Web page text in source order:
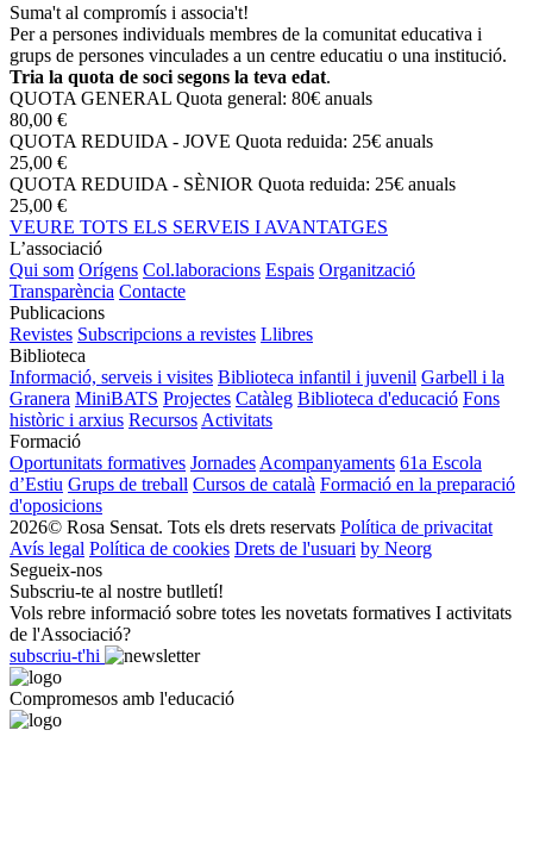
Suma't al compromís i associa't!
Per a persones individuals membres de la comunitat educativa i
grups de persones vinculades a un centre educatiu o una institució.
Tria la quota de soci segons la teva edat.
QUOTA GENERAL Quota general: 80€ anuals
80,00 €
QUOTA REDUIDA - JOVE Quota reduida: 25€ anuals
25,00 €
QUOTA REDUIDA - SÈNIOR Quota reduida: 25€ anuals
25,00 €
VEURE TOTS ELS SERVEIS I AVANTATGES
L’associació
Qui som Orígens Col.laboracions Espais Organització
Transparència Contacte
Publicacions
Revistes Subscripcions a revistes Llibres
Biblioteca
Informació, serveis i visites Biblioteca infantil i juvenil Garbell i la
Granera MiniBATS Projectes Catàleg Biblioteca d'educació Fons
històric i arxius Recursos Activitats
Formació
Oportunitats formatives Jornades Acompanyaments 61a Escola
d’Estiu Grups de treball Cursos de català Formació en la preparació
d'oposicions
2026© Rosa Sensat. Tots els drets reservats Política de privacitat
Avís legal Política de cookies Drets de l'usuari by Neorg
Segueix-nos
Subscriu-te al nostre butlletí!
Vols rebre informació sobre totes les novetats formatives I activitats
de l'Associació?
subscriu-t'hi
Compromesos amb l'educació